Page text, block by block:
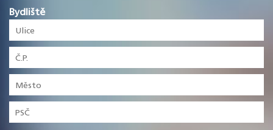
Bydliště